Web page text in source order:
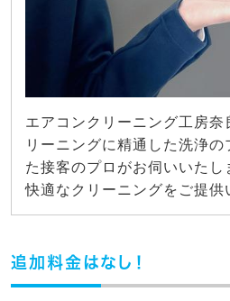
エアコンクリーニング工房奈
リーニングに精通した洗浄
た接客のプロがお伺いいた
快適なクリーニングをご提供
追加料金はなし！